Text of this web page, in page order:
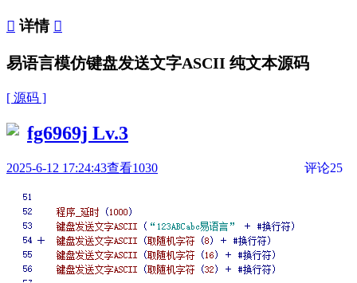
 详情 
易语言模仿键盘发送文字ASCII 纯文本源码
[ 源码 ]
fg6969j Lv.3
2025-6-12 17:24:43查看1030 评论25